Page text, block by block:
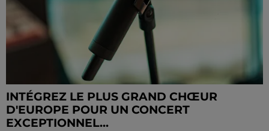
INTÉGREZ LE PLUS GRAND CHŒUR
D'EUROPE POUR UN CONCERT
EXCEPTIONNEL...